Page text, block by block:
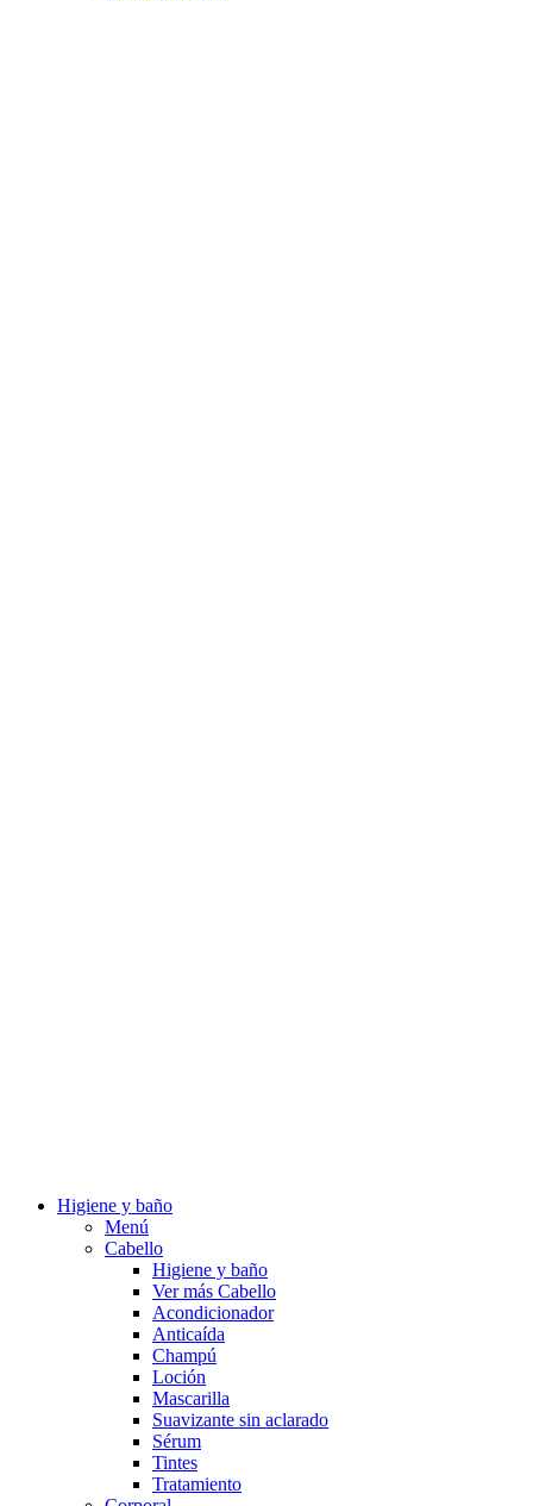
Higiene y baño
Menú
Cabello
Higiene y baño
Ver más Cabello
Acondicionador
Anticaída
Champú
Loción
Mascarilla
Suavizante sin aclarado
Sérum
Tintes
Tratamiento